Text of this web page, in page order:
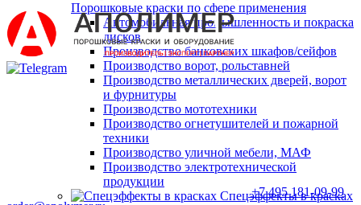
Порошковые краски по сфере применения
Автомобильная промышленность и покраска
дисков
Производство банковских шкафов/сейфов
Производство ворот, рольставней
Производство металлических дверей, ворот
и фурнитуры
Производство мототехники
Производство огнетушителей и пожарной
техники
Производство уличной мебели, МАФ
Производство электротехнической
продукции
Спецэффекты в красках
+7 495 181-09-99